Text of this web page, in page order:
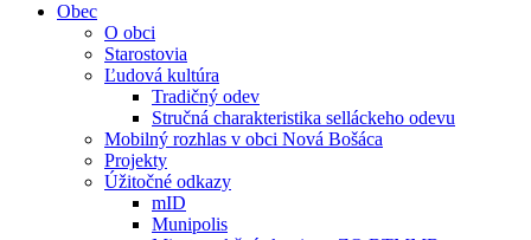
Obec
O obci
Starostovia
Ľudová kultúra
Tradičný odev
Stručná charakteristika selláckeho odevu
Mobilný rozhlas v obci Nová Bošáca
Projekty
Úžitočné odkazy
mID
Munipolis